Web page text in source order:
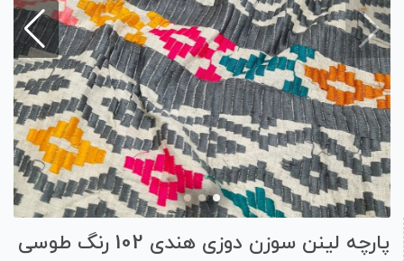
پارچه لینن سوزن دوزی هندی 102 رنگ طوسی